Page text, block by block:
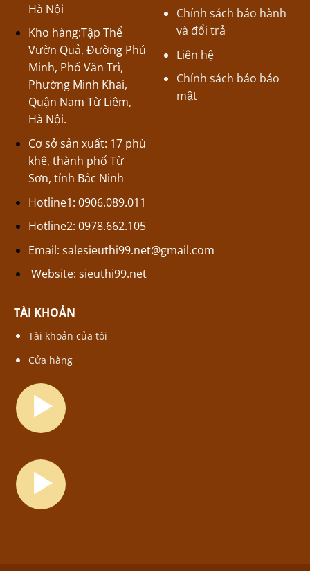
Hà Nội
Kho hàng:Tập Thể
Vườn Quả, Đường Phú
Minh, Phố Văn Trì,
Phường Minh Khai,
Quận Nam Từ Liêm,
Hà Nội.
Cơ sở sản xuất: 17 phù
khê, thành phố Từ
Sơn, tỉnh Bắc Ninh
Hotline1: 0906.089.011
Hotline2: 0978.662.105
Email: salesieuthi99.net@gmail.com
Website: sieuthi99.net
Chính sách bảo hành
và đổi trả
Liên hệ
Chính sách bảo bảo
mật
TÀI KHOẢN
Tài khoản của tôi
Cửa hàng